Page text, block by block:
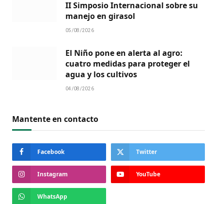
II Simposio Internacional sobre su
manejo en girasol
05/08/2026
El Niño pone en alerta al agro:
cuatro medidas para proteger el
agua y los cultivos
04/08/2026
Mantente en contacto
Facebook Twitter
Instagram YouTube
WhatsApp